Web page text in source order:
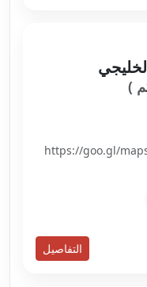
https://goo.gl/
التفاصيل